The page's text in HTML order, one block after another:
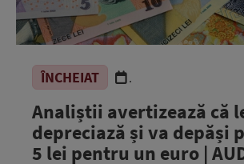
ÎNCHEIAT .
Analiștii avertizează că
depreciază și va depăși
5 lei pentru un euro |